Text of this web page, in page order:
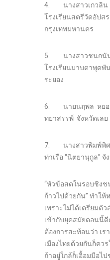
4. นางสาวเกวลิน
โรงเรียนสตรีวัดอัปส
กรุงเทพมหานคร
5. นางสาวชนกนั
โรงเรียนมาบตาพุดพั
ระยอง
6. นายนฤพล หยอง
ทยาสรรพ์ จังหวัดเลย
7. นางสาวพิมพ์พิศ
ท่าเรือ “นิตยานุกูล”
“หัวข้อสดในรอบชิงช
ก้าวไปด้วยกัน” ทำให้
เพราะไม่ได้เตรียมตั
เข้ากับยุคสมัยตอนนี้
ต้องการสะท้อนว่า เ
เมืองไทยด้วยกันก็คว
ถ้าอยู่ใกล้ก็เอื้อมมือไ